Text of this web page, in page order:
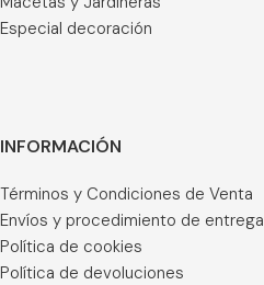
Especial decoración
INFORMACIÓN
Términos y Condiciones de Venta
Envíos y procedimiento de entrega
Política de cookies
Política de devoluciones